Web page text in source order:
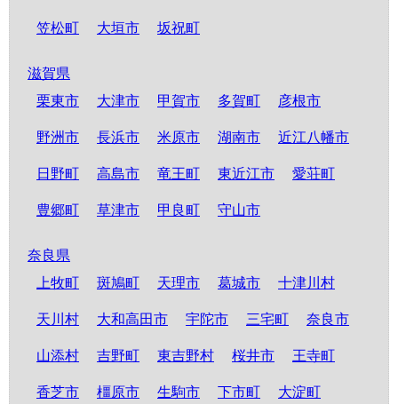
笠松町 大垣市 坂祝町
滋賀県
栗東市
大津市 甲賀市 多賀町 彦根市
野洲市 長浜市 米原市 湖南市 近江八幡市
日野町 高島市 竜王町 東近江市 愛荘町
豊郷町 草津市 甲良町 守山市
奈良県
上牧町
斑鳩町 天理市 葛城市 十津川村
天川村 大和高田市 宇陀市 三宅町 奈良市
山添村 吉野町 東吉野村 桜井市 王寺町
香芝市 橿原市 生駒市 下市町 大淀町